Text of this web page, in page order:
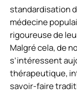
standardisation
médecine
rigoureuse de
Malgré cela, de
s’intéressent
thérapeutique,
savoir-faire